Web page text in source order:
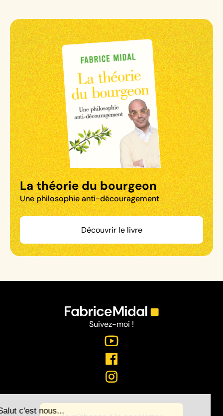
La théorie du bourgeon
Une philosophie anti-découragement
Découvrir le livre
Suivez-moi !
Salut c'est nous...